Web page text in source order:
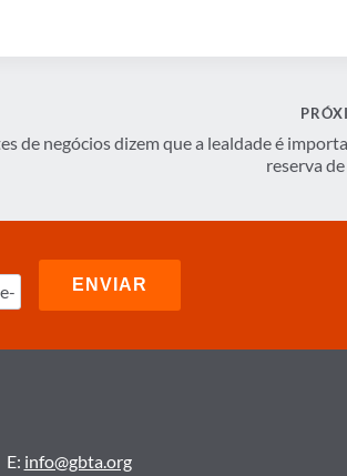
de negócios dizem que a lealdade é
reserva
E: info@gbta.org